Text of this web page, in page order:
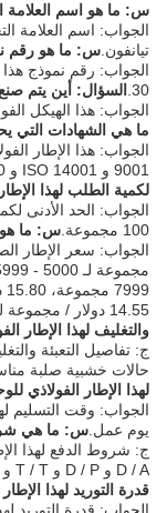
س: ما هو اسم العلامة
الجواب: اسم العلامة
تيانفون.س: ما هو رقم
30. السؤال: أين يتم
الجواب: هذا الهيكل
ما هي الشهادات التي
9001 و ISO 14001 و OHSAS 18000 و TUV.
لكمية الطلب لهذا
الجواب: الحد الأدنى
100 مجموعة.
س: ما هو
14.55 دولار / مجموعة لـ >= 10000 مجموعة.
والتغليف لهذا الإطار
ج: تفاصيل التعبئة
حالات خشبية صلبة
لهذا الإطار الفولاذي
يوم عمل.س: ما هي
D / A و D / P و T / T و Western Union و MoneyGram.
قدرة التوريد لهذا